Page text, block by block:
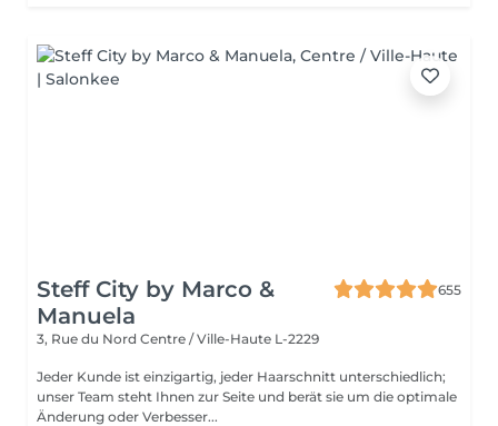
Steff City by Marco &
Manuela
655
3, Rue du Nord Centre / Ville-Haute L-2229
Jeder Kunde ist einzigartig, jeder Haarschnitt unterschiedlich;
unser Team steht Ihnen zur Seite und berät sie um die optimale
Änderung oder Verbesser...